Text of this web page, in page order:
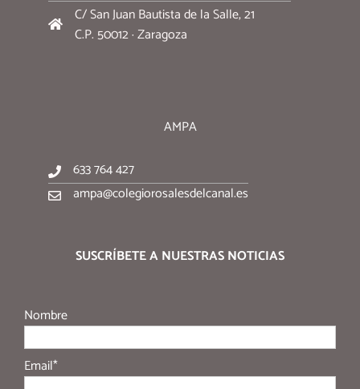
C/ San Juan Bautista de la Salle, 21
C.P. 50012 · Zaragoza
AMPA
633 764 427
ampa@colegiorosalesdelcanal.es
SUSCRÍBETE A NUESTRAS NOTICIAS
Nombre
Email*